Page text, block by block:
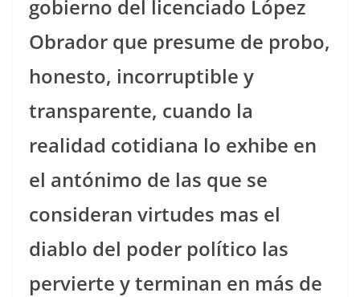
gobierno del licenciado López
Obrador que presume de probo,
honesto, incorruptible y
transparente, cuando la
realidad cotidiana lo exhibe en
el antónimo de las que se
consideran virtudes mas el
diablo del poder político las
pervierte y terminan en más de